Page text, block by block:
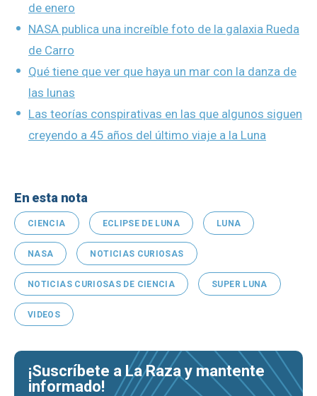
de enero
NASA publica una increíble foto de la galaxia Rueda
de Carro
Qué tiene que ver que haya un mar con la danza de
las lunas
Las teorías conspirativas en las que algunos siguen
creyendo a 45 años del último viaje a la Luna
En esta nota
CIENCIA ECLIPSE DE LUNA LUNA
NASA NOTICIAS CURIOSAS
NOTICIAS CURIOSAS DE CIENCIA SUPER LUNA
VIDEOS
¡Suscríbete a La Raza y mantente
informado!